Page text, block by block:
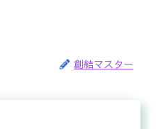
創結マスター